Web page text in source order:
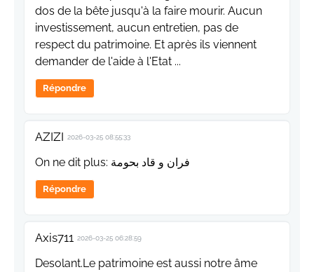
dos de la bête jusqu'à la faire mourir. Aucun
investissement, aucun entretien, pas de
respect du patrimoine. Et après ils viennent
demander de l'aide à l'Etat ...
Répondre
AZIZI 2026-03-25 08:55:33
On ne dit plus: فران و قاد بحومة
Répondre
Axis711 2026-03-25 06:28:59
Desolant.Le patrimoine est aussi notre âme